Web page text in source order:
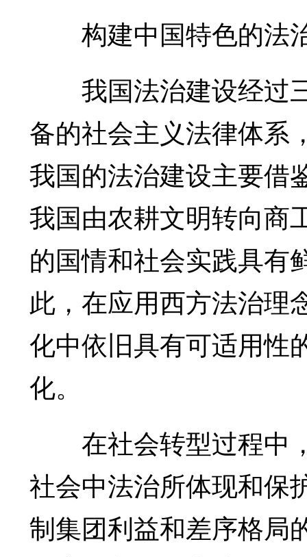
构建中国特色的法
我国法治建设经过
备的社会主义法律体系
我国的法治建设主要借
我国由农耕文明转向商
的国情和社会实践具有
此，在应用西方法治理
化中依旧具有可适用性
化。
在社会转型过程中
社会中法治所体现和保
制集团利益和差序格局